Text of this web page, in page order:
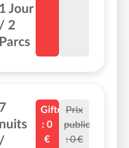
1 Jour
/ 2
Parcs
7
nuits
/
Gifteo
:0
€
Prix
public
:0€